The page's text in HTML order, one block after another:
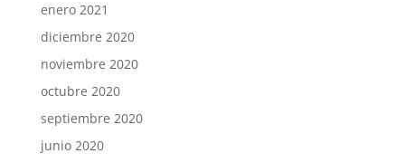
enero 2021
diciembre 2020
noviembre 2020
octubre 2020
septiembre 2020
junio 2020